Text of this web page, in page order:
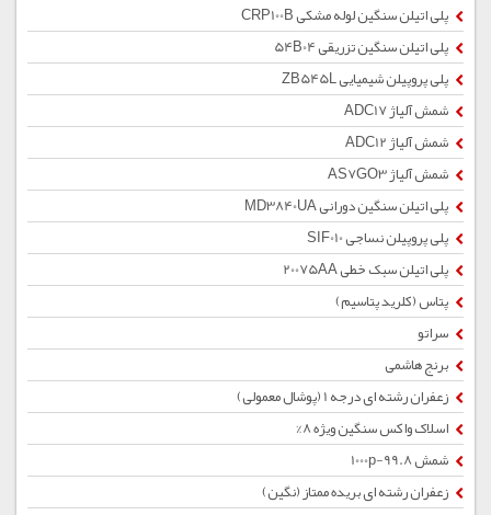
پلی اتیلن سنگین لوله مشکی CRP100B
پلی اتیلن سنگین تزریقی 54B04
پلی پروپیلن شیمیایی ZB545L
شمش آلیاژ ADC17
شمش آلیاژ ADC12
شمش آلیاژ AS7GO3
پلی اتیلن سنگین دورانی MD3840UA
پلی پروپیلن نساجی SIF010
پلی اتیلن سبک خطی 20075AA
پتاس (کلرید پتاسیم)
سراتو
برنج هاشمی
زعفران رشته ای درجه 1 (پوشال معمولی)
اسلاک واکس سنگین ویژه 8%
شمش 1000p-99.8
زعفران رشته ای بریده ممتاز (نگین)